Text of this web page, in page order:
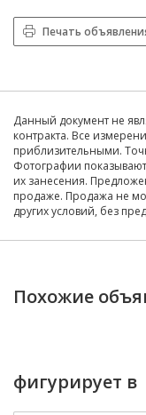
Печать
Данный документ не
контракта. Все
приблизительными.
Фотографии
их занесения.
продаже. Продажа не
других условий, без
Похожие
фигурирует в